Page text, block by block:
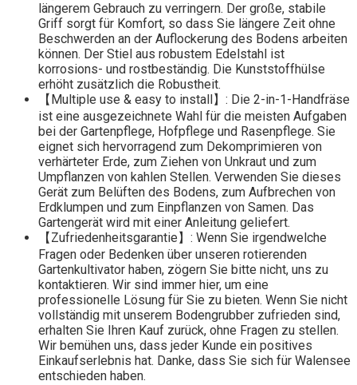
längerem Gebrauch zu verringern. Der große, stabile
Griff sorgt für Komfort, so dass Sie längere Zeit ohne
Beschwerden an der Auflockerung des Bodens arbeiten
können. Der Stiel aus robustem Edelstahl ist
korrosions- und rostbeständig. Die Kunststoffhülse
erhöht zusätzlich die Robustheit.
【Multiple use & easy to install】: Die 2-in-1-Handfräse
ist eine ausgezeichnete Wahl für die meisten Aufgaben
bei der Gartenpflege, Hofpflege und Rasenpflege. Sie
eignet sich hervorragend zum Dekomprimieren von
verhärteter Erde, zum Ziehen von Unkraut und zum
Umpflanzen von kahlen Stellen. Verwenden Sie dieses
Gerät zum Belüften des Bodens, zum Aufbrechen von
Erdklumpen und zum Einpflanzen von Samen. Das
Gartengerät wird mit einer Anleitung geliefert.
【Zufriedenheitsgarantie】: Wenn Sie irgendwelche
Fragen oder Bedenken über unseren rotierenden
Gartenkultivator haben, zögern Sie bitte nicht, uns zu
kontaktieren. Wir sind immer hier, um eine
professionelle Lösung für Sie zu bieten. Wenn Sie nicht
vollständig mit unserem Bodengrubber zufrieden sind,
erhalten Sie Ihren Kauf zurück, ohne Fragen zu stellen.
Wir bemühen uns, dass jeder Kunde ein positives
Einkaufserlebnis hat. Danke, dass Sie sich für Walensee
entschieden haben.